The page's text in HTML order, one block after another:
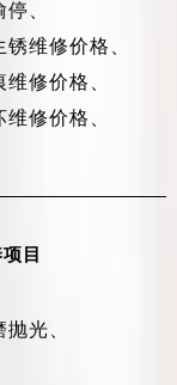
停、
锈维修价格、
维修价格、
维修价格、
目
抛光、